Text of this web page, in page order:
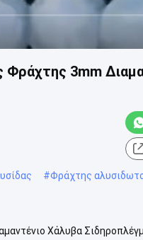
3mm
#Φράχτης
Χάλυβα